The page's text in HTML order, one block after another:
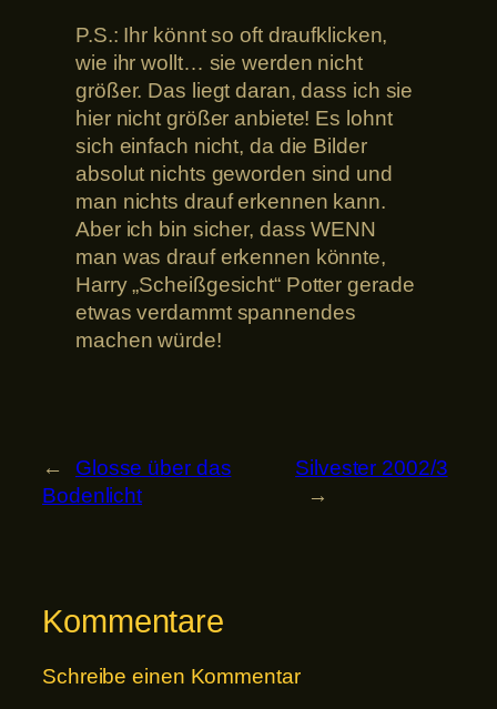
P.S.: Ihr könnt so oft draufklicken,
wie ihr wollt… sie werden nicht
größer. Das liegt daran, dass ich sie
hier nicht größer anbiete! Es lohnt
sich einfach nicht, da die Bilder
absolut nichts geworden sind und
man nichts drauf erkennen kann.
Aber ich bin sicher, dass WENN
man was drauf erkennen könnte,
Harry „Scheißgesicht“ Potter gerade
etwas verdammt spannendes
machen würde!
←
Glosse über das
Bodenlicht
Silvester 2002/3
→
Kommentare
Schreibe einen Kommentar